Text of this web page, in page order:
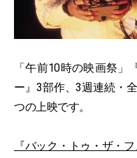
「午前10時の映画祭」
ー』3部作、3週連続・
つの上映です。
『バック・トゥ・ザ・